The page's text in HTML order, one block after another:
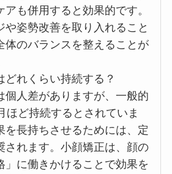
アも併用すると効果的です。
や姿勢改善を取り入れること
体のバランスを整えることが
どれくらい持続する？
個人差がありますが、一般的
ほど持続するとされていま
を長持ちさせるためには、定
されます。小顔矯正は、顔の
」に働きかけることで効果を